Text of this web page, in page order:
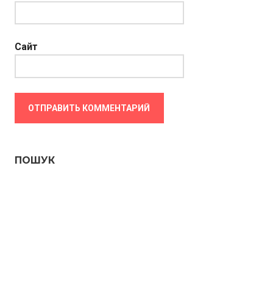
Сайт
ПОШУК